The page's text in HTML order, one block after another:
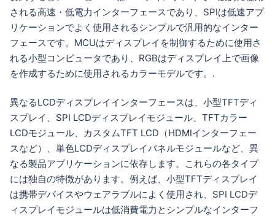
される高速・低電力インターフェースであり、SPIは低速アプ
リケーションでよく使用されるシンプルで汎用的なインター
フェースです。MCUはディスプレイを制御するために使用さ
れる小型コンピュータであり、RGBはディスプレイ上で画像
を作成するために使用されるカラーモデルです。.
異なるLCDディスプレイインターフェースは、小型TFTディ
スプレイ、SPI LCDディスプレイモジュール、TFTカラー
LCDモジュール、カスタムTFT LCD（HDMIインターフェー
スなど）、単色LCDディスプレイパネルモジュールなど、異
なる製品アプリケーションに依存します。これらの各タイプ
には独自の特徴があります。例えば、小型TFTディスプレイ
は携帯デバイスやウェアラブルによく使用され、SPI LCDデ
ィスプレイモジュールは低消費電力とシンプルなインターフ